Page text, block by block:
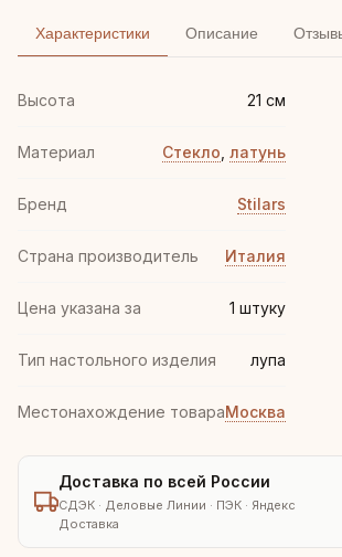
Характеристики Описание
Высота 21 см
Материал Стекло латунь
Бренд Stilars
Страна производитель Италия
Цена указана за 1 штуку
Тип настольного изделия лупа
Местонахождение товараМосква
Доставка по всей России
СДЭК · Деловые Линии · ПЭК · Яндекс
Доставка